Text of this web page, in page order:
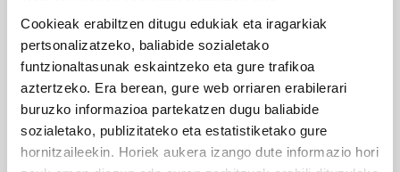
Cookieak erabiltzen ditugu edukiak eta iragarkiak
pertsonalizatzeko, baliabide sozialetako
funtzionaltasunak eskaintzeko eta gure trafikoa
aztertzeko. Era berean, gure web orriaren erabilerari
buruzko informazioa partekatzen dugu baliabide
sozialetako, publizitateko eta estatistiketako gure
hornitzaileekin. Horiek aukera izango dute informazio hori